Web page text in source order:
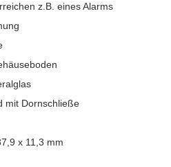
z.B. eines Alarms
mit Dornschließe
x 11,3 mm